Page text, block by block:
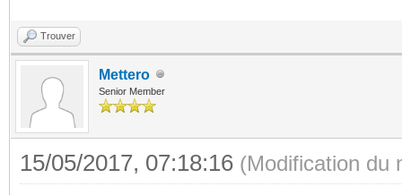
Trouver
Mettero
Senior Member
15/05/2017, 07:18:16 (Modification du